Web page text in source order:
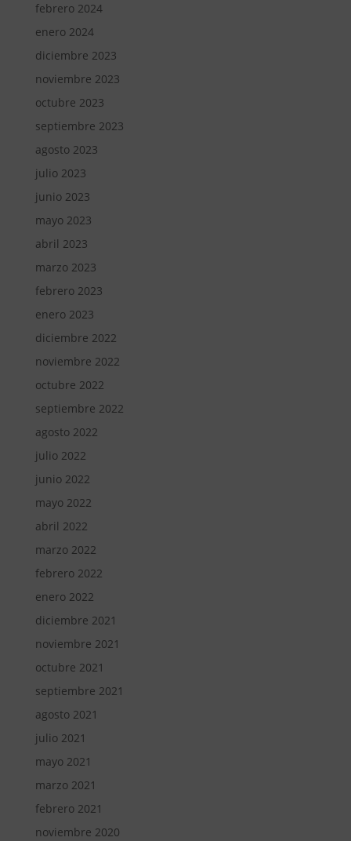
febrero 2024
enero 2024
diciembre 2023
noviembre 2023
octubre 2023
septiembre 2023
agosto 2023
julio 2023
junio 2023
mayo 2023
abril 2023
marzo 2023
febrero 2023
enero 2023
diciembre 2022
noviembre 2022
octubre 2022
septiembre 2022
agosto 2022
julio 2022
junio 2022
mayo 2022
abril 2022
marzo 2022
febrero 2022
enero 2022
diciembre 2021
noviembre 2021
octubre 2021
septiembre 2021
agosto 2021
julio 2021
mayo 2021
marzo 2021
febrero 2021
noviembre 2020